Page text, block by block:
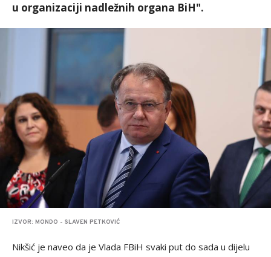
u organizaciji nadležnih organa BiH".
IZVOR: MONDO - SLAVEN PETKOVIĆ
Nikšić je naveo da je Vlada FBiH svaki put do sada u dijelu